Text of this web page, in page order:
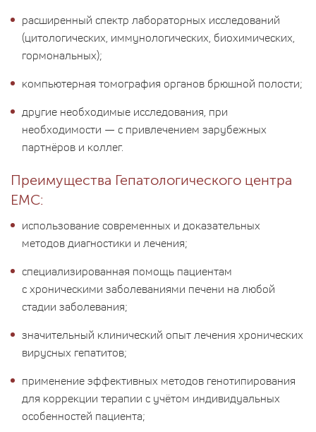
расширенный спектр лабораторных исследований
(цитологических, иммунологических, биохимических,
гормональных);
компьютерная томография органов брюшной полости;
другие необходимые исследования, при
необходимости — с привлечением зарубежных
партнёров и коллег.
Преимущества Гепатологического центра
ЕМС:
использование современных и доказательных
методов диагностики и лечения;
специализированная помощь пациентам
с хроническими заболеваниями печени на любой
стадии заболевания;
значительный клинический опыт лечения хронических
вирусных гепатитов;
применение эффективных методов генотипирования
для коррекции терапии с учётом индивидуальных
особенностей пациента;